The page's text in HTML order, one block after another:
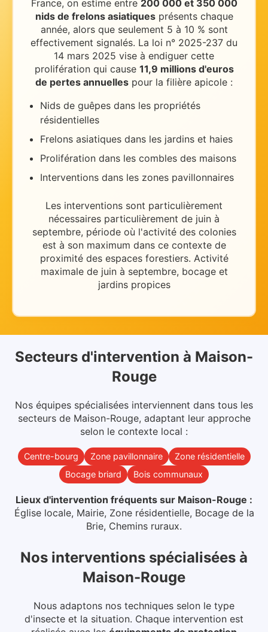
France, on estime entre 200 000 et 350 000
nids de frelons asiatiques présents chaque
année, alors que seulement 5 à 10 % sont
effectivement signalés. La loi n° 2025-237 du
14 mars 2025 vise à endiguer cette
prolifération qui cause 11,9 millions d'euros
de pertes annuelles pour la filière apicole :
Nids de guêpes dans les propriétés
résidentielles
Frelons asiatiques dans les jardins et haies
Prolifération dans les combles des maisons
Interventions dans les zones pavillonnaires
Les interventions sont particulièrement
nécessaires particulièrement de juin à
septembre, période où l'activité des colonies
est à son maximum dans ce contexte de
proximité des espaces forestiers. Activité
maximale de juin à septembre, bocage et
jardins propices
Secteurs d'intervention à Maison-
Rouge
Nos équipes spécialisées interviennent dans tous les
secteurs de Maison-Rouge, adaptant leur approche
selon le contexte local :
Centre-bourg Zone pavillonnaire
Zone résidentielle
Bocage briard
Bois communaux
Lieux d'intervention fréquents sur Maison-Rouge :
Église locale, Mairie, Zone résidentielle, Bocage de la
Brie, Chemins ruraux.
Nos interventions spécialisées à
Maison-Rouge
Nous adaptons nos techniques selon le type
d'insecte et la situation. Chaque intervention est